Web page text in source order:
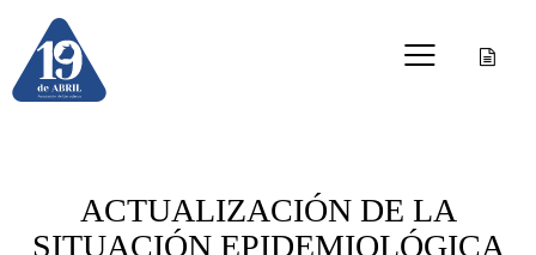
ACTUALIZACIÓN DE LA
SITUACIÓN EPIDEMIOLÓGICA